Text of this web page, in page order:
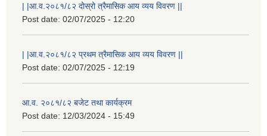
| |आ.व.२०८१/८२ दोस्रो त्रैमासिक आय व्यय विवरण ||
Post date: 02/07/2025 - 12:20
| |आ.व.२०८१/८२ प्रथम त्रैमासिक आय व्यय विवरण ||
Post date: 02/07/2025 - 12:19
आ.व. २०८१/८२ बजेट तथा कार्यक्रम
Post date: 12/03/2024 - 15:49